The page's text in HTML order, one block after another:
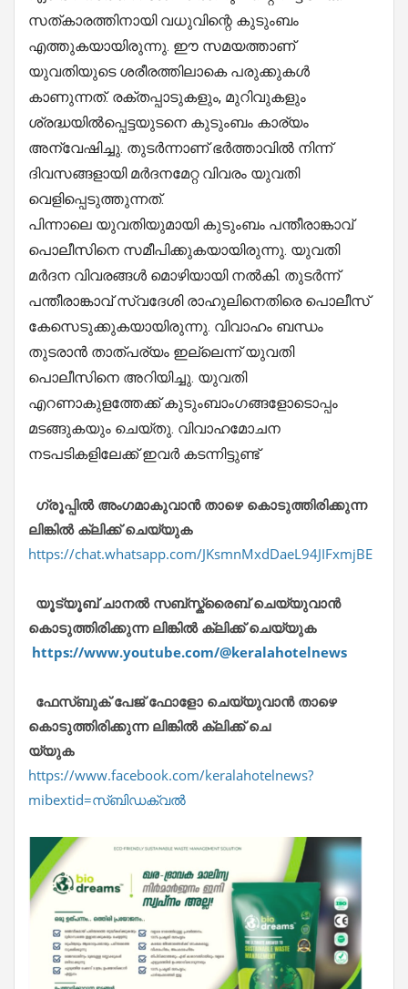
സത്കാരത്തിനായി വധുവിന്റെ കുടുംബം
എത്തുകയായിരുന്നു. ഈ സമയത്താണ്
യുവതിയുടെ ശരീരത്തിലാകെ പരുക്കുകൾ
കാണുന്നത്. രക്തപ്പാടുകളും, മുറിവുകളും
ശ്രദ്ധയിൽപ്പെട്ടയുടനെ കുടുംബം കാര്യം
അന്വേഷിച്ചു. തുടർന്നാണ് ഭർത്താവിൽ നിന്ന്
ദിവസങ്ങളായി മർദനമേറ്റ വിവരം യുവതി
വെളിപ്പെടുത്തുന്നത്.
പിന്നാലെ യുവതിയുമായി കുടുംബം പന്തീരാങ്കാവ്
പൊലീസിനെ സമീപിക്കുകയായിരുന്നു. യുവതി
മർദന വിവരങ്ങൾ മൊഴിയായി നൽകി. തുടർന്ന്
പന്തീരാങ്കാവ് സ്വദേശി രാഹുലിനെതിരെ പൊലീസ്
കേസെടുക്കുകയായിരുന്നു. വിവാഹം ബന്ധം
തുടരാൻ താത്പര്യം ഇല്ലെന്ന് യുവതി
പൊലീസിനെ അറിയിച്ചു. യുവതി
എറണാകുളത്തേക്ക് കുടുംബാംഗങ്ങളോടൊപ്പം
മടങ്ങുകയും ചെയ്തു. വിവാഹമോചന
നടപടികളിലേക്ക് ഇവർ കടന്നിട്ടുണ്ട്
ഗ്രൂപ്പിൽ അംഗമാകുവാൻ താഴെ കൊടുത്തിരിക്കുന്ന
ലിങ്കിൽ ക്ലിക്ക് ചെയ്യുക
https://chat.whatsapp.com/JKsmnMxdDaeL94JIFxmjBE
യൂട്യൂബ് ചാനൽ സബ്സ്ക്രൈബ് ചെയ്യുവാൻ
കൊടുത്തിരിക്കുന്ന ലിങ്കിൽ ക്ലിക്ക് ചെയ്യുക
https://www.youtube.com/@keralahotelnews
ഫേസ്ബുക് പേജ് ഫോളോ ചെയ്യുവാൻ താഴെ
കൊടുത്തിരിക്കുന്ന ലിങ്കിൽ ക്ലിക്ക് ചെ
യ്യുക
https://www.facebook.com/keralahotelnews?
mibextid=സ്‌ബിഡക്വൽ